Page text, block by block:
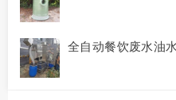
全自动餐饮废水油